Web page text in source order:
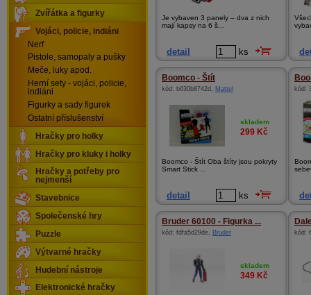
Je vybaven 3 panely – dva z nich
mají kapsy na 6 š...
detail ks
Boomco - Štít
kód: b630b8742d , Mattel
skladem
299 Kč
Boomco - Štít Oba štíty jsou pokryty
Smart Stick ...
detail ks
kód:
Bruder 60100 - Figurka ...
kód: fdfa5d29de, Bruder
skladem
349 Kč
kód:
Zvířátka a figurky
Vojáci, policie, indiáni
Nerf
Pistole, samopaly a pušky
Meče, luky apod.
Herní sety - vojáci, policie,
indiáni
Figurky a sady figurek
Ostatní příslušenství
Hračky pro holky
Hračky pro kluky i holky
Hračky a potřeby pro
nejmenší
Stavebnice
Společenské hry
Puzzle
Výtvarné hračky
Hudební nástroje
Elektronické hračky